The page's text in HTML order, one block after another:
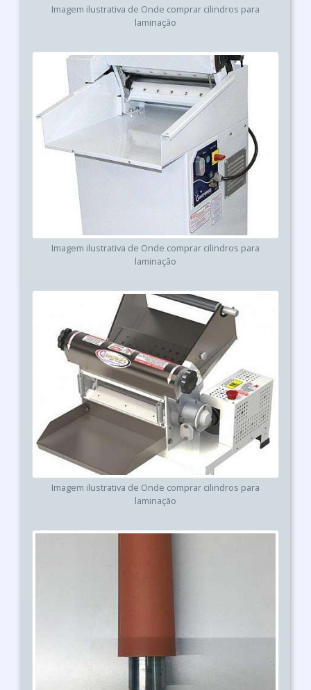
Imagem ilustrativa de Onde comprar cilindros para
laminação
Imagem ilustrativa de Onde comprar cilindros para
laminação
Imagem ilustrativa de Onde comprar cilindros para
laminação